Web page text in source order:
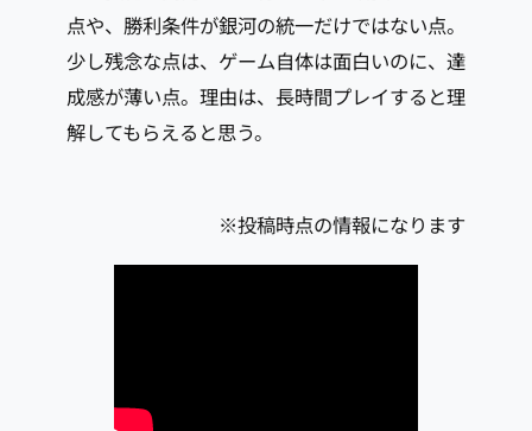
点や、勝利条件が銀河の統一だけではない点。
少し残念な点は、ゲーム自体は面白いのに、達
成感が薄い点。理由は、長時間プレイすると理
解してもらえると思う。
※投稿時点の情報になります